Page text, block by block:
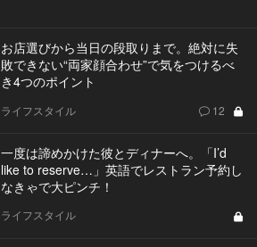
お店選びから当日の段取りまで。絶対に失
敗できない“両家顔合わせ”で気をつけるべ
き4つのポイント
ライフスタイル 12
一度は諦めかけた彼とディナーへ。「I’d
like to reserve…」英語でレストラン予約し
なきゃで大ピンチ！
ライフスタイル